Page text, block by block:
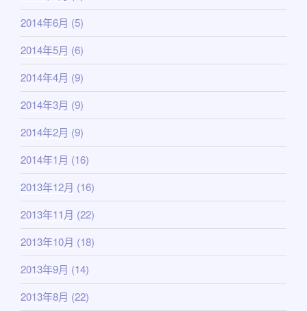
2014年6月 (5)
2014年5月 (6)
2014年4月 (9)
2014年3月 (9)
2014年2月 (9)
2014年1月 (16)
2013年12月 (16)
2013年11月 (22)
2013年10月 (18)
2013年9月 (14)
2013年8月 (22)